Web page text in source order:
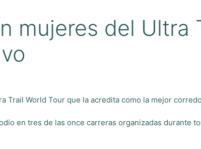
mujeres del Ultra
Trail World Tour que la acredita como la mejor
en tres de las once carreras organizadas durante